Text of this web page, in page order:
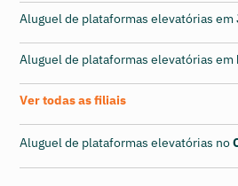
Aluguel de plataformas elevatórias em
Aluguel de plataformas elevatórias em
Ver todas as filiais
Aluguel de plataformas elevatórias no